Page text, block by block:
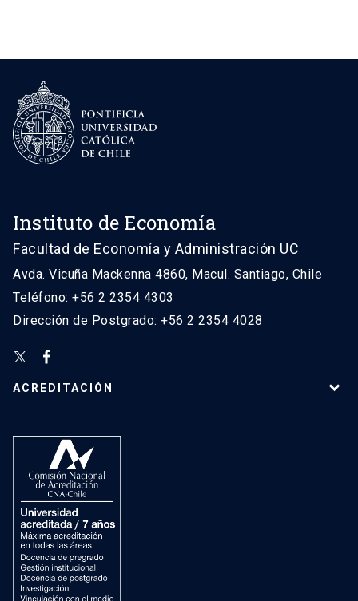
Instituto de Economía
Facultad de Economía y Administración UC
Avda. Vicuña Mackenna 4860, Macul. Santiago, Chile
Teléfono: +56 2 2354 4303
Dirección de Postgrado: +56 2 2354 4028
ACREDITACIÓN